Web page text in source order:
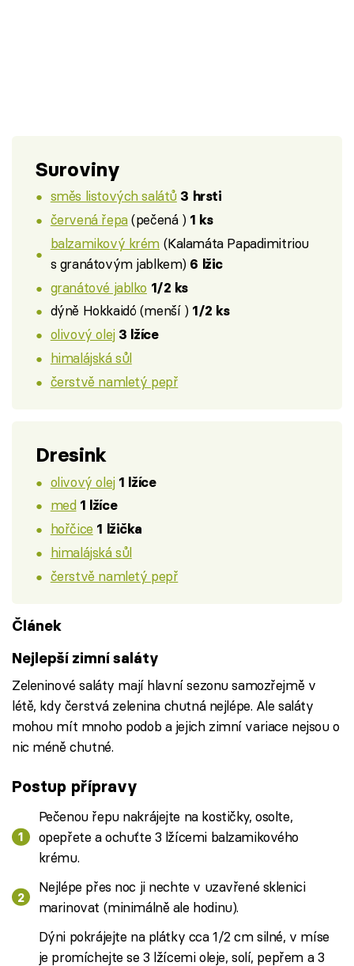
Suroviny
směs listových salátů 3 hrsti
červená řepa(pečená ) 1 ks
balzamikový krém (Kalamáta Papadimitriou
s granátovým jablkem) 6 lžic
granátové jablko 1/2 ks
dýně Hokkaidó (menší ) 1/2 ks
olivový olej 3 lžíce
himalájská sůl
čerstvě namletý pepř
Dresink
olivový olej 1 lžíce
med 1 lžíce
hořčice 1 lžička
himalájská sůl
čerstvě namletý pepř
Článek
Nejlepší zimní saláty
Zeleninové saláty mají hlavní sezonu samozřejmě v
létě, kdy čerstvá zelenina chutná nejlépe. Ale saláty
mohou mít mnoho podob a jejich zimní variace nejsou o
nic méně chutné.
Postup přípravy
Pečenou řepu nakrájejte na kostičky, osolte,
opepřete a ochuťte 3 lžícemi balzamikového
krému.
Nejlépe přes noc ji nechte v uzavřené sklenici
marinovat (minimálně ale hodinu).
Dýni pokrájejte na plátky cca 1/2 cm silné, v míse
je promíchejte se 3 lžícemi oleje, solí, pepřem a 3